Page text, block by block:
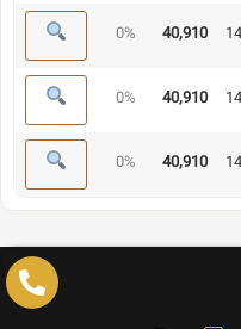
40,910
0%
40,910
0%
40,910
0%